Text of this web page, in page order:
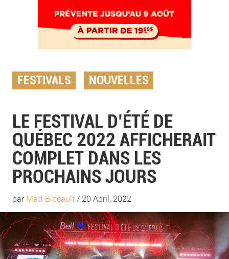
FESTIVALS NOUVELLES
LE FESTIVAL D’ÉTÉ DE
QUÉBEC 2022 AFFICHERAIT
COMPLET DANS LES
PROCHAINS JOURS
par Matt Bibeault / 20 April, 2022